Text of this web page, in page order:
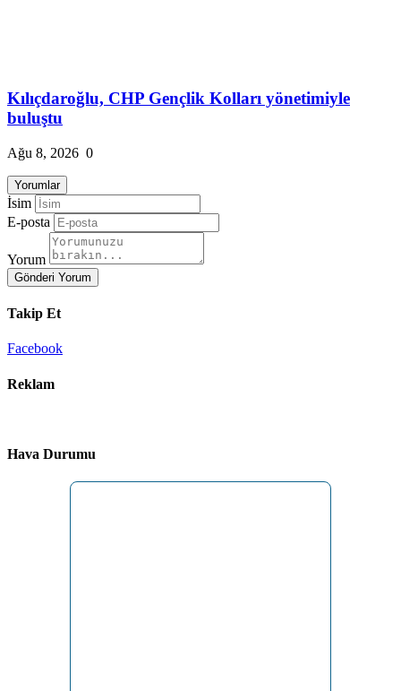
Kılıçdaroğlu, CHP Gençlik Kolları yönetimiyle
buluştu
Ağu 8, 2026 0
Yorumlar
İsim
E-posta
Yorum
Gönderi Yorum
Takip Et
Facebook
Reklam
Hava Durumu